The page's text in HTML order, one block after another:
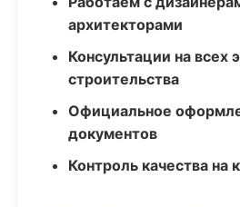
архитекторами
Консультации на всех
строительства
Официальное
документов
Контроль качества на